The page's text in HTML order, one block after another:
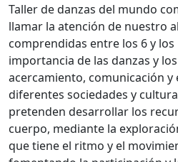
Taller de danzas del mundo
llamar la atención de nuestro
comprendidas entre los 6 y los
importancia de las danzas y
acercamiento, comunicación y
diferentes sociedades y
pretenden desarrollar los
cuerpo, mediante la
que tiene el ritmo y el